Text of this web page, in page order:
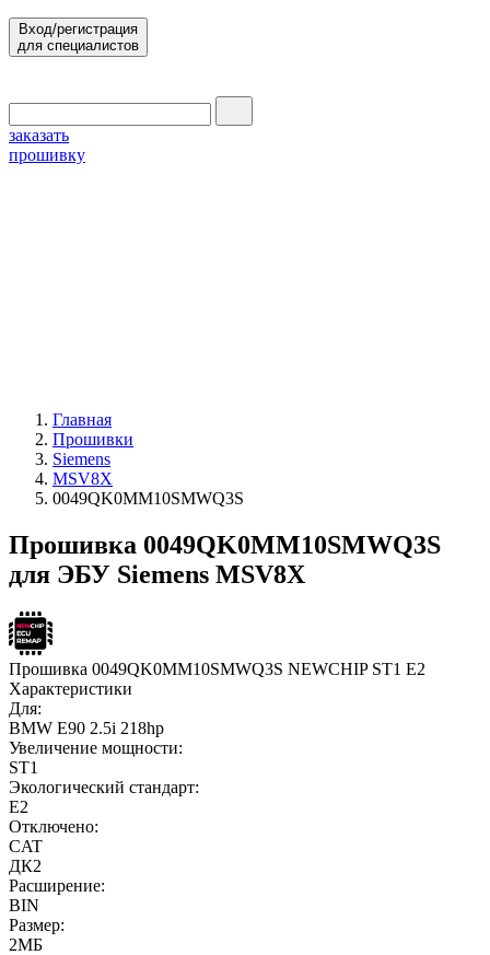
Вход/регистрация
для специалистов
заказать
прошивку
Главная
Прошивки
Siemens
MSV8X
0049QK0MM10SMWQ3S
Прошивка 0049QK0MM10SMWQ3S
для ЭБУ Siemens MSV8X
Прошивка 0049QK0MM10SMWQ3S NEWCHIP ST1 E2
Характеристики
Для:
BMW E90 2.5i 218hp
Увеличение мощности:
ST1
Экологический стандарт:
E2
Отключено:
CAT
ДК2
Расширение:
BIN
Размер:
2МБ